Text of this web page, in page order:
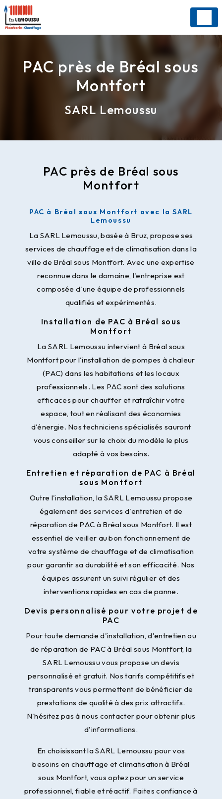
PAC près de Bréal sous
Montfort
SARL Lemoussu
PAC près de Bréal sous
Montfort
PAC à Bréal sous Montfort avec la SARL
Lemoussu
La SARL Lemoussu, basée à Bruz, propose ses
services de chauffage et de climatisation dans la
ville de Bréal sous Montfort. Avec une expertise
reconnue dans le domaine, l'entreprise est
composée d'une équipe de professionnels
qualifiés et expérimentés.
Installation de PAC à Bréal sous
Montfort
La SARL Lemoussu intervient à Bréal sous
Montfort pour l'installation de pompes à chaleur
(PAC) dans les habitations et les locaux
professionnels. Les PAC sont des solutions
efficaces pour chauffer et rafraîchir votre
espace, tout en réalisant des économies
d'énergie. Nos techniciens spécialisés sauront
vous conseiller sur le choix du modèle le plus
adapté à vos besoins.
Entretien et réparation de PAC à Bréal
sous Montfort
Outre l'installation, la SARL Lemoussu propose
également des services d'entretien et de
réparation de PAC à Bréal sous Montfort. Il est
essentiel de veiller au bon fonctionnement de
votre système de chauffage et de climatisation
pour garantir sa durabilité et son efficacité. Nos
équipes assurent un suivi régulier et des
interventions rapides en cas de panne.
Devis personnalisé pour votre projet de
PAC
Pour toute demande d'installation, d'entretien ou
de réparation de PAC à Bréal sous Montfort, la
SARL Lemoussu vous propose un devis
personnalisé et gratuit. Nos tarifs compétitifs et
transparents vous permettent de bénéficier de
prestations de qualité à des prix attractifs.
N'hésitez pas à nous contacter pour obtenir plus
d'informations.
En choisissant la SARL Lemoussu pour vos
besoins en chauffage et climatisation à Bréal
sous Montfort, vous optez pour un service
professionnel, fiable et réactif. Faites confiance à
Panneau de gestion des cookies